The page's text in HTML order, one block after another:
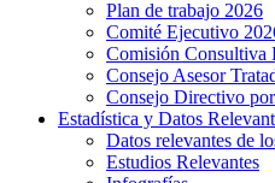
Plan de trabajo 2026
Comité Ejecutivo
Comisión Consultiva
Consejo Asesor
Consejo Directivo
Estadística y Datos
Datos relevantes de
Estudios Relevantes